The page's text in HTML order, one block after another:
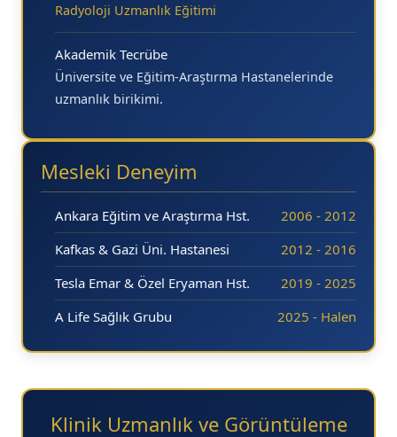
Radyoloji Uzmanlık Eğitimi
Akademik Tecrübe
Üniversite ve Eğitim-Araştırma Hastanelerinde
uzmanlık birikimi.
Mesleki Deneyim
Ankara Eğitim ve Araştırma Hst.
2006 - 2012
Kafkas & Gazi Üni. Hastanesi
2012 - 2016
Tesla Emar & Özel Eryaman Hst.
2019 - 2025
A Life Sağlık Grubu
2025 - Halen
Klinik Uzmanlık ve Görüntüleme